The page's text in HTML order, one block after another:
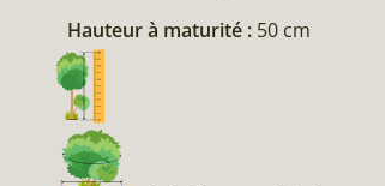
Hauteur à maturité : 50 cm